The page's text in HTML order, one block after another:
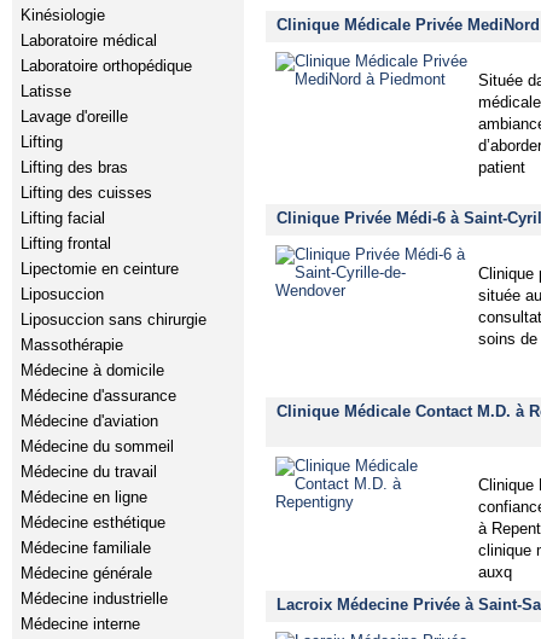
Kinésiologie
Laboratoire médical
Laboratoire orthopédique
Latisse
Lavage d'oreille
Lifting
Lifting des bras
Lifting des cuisses
Lifting facial
Lifting frontal
Lipectomie en ceinture
Liposuccion
Liposuccion sans chirurgie
Massothérapie
Médecine à domicile
Médecine d'assurance
Médecine d'aviation
Médecine du sommeil
Médecine du travail
Médecine en ligne
Médecine esthétique
Médecine familiale
Médecine générale
Médecine industrielle
Médecine interne
Clinique Médicale Privée
Située
patient
Clinique Privée Médi-6 à Saint-
Clinique
située
soins de
Clinique Médicale Contact M.D. à
Clinique
à
clinique
auxq
Lacroix Médecine Privée à Saint-